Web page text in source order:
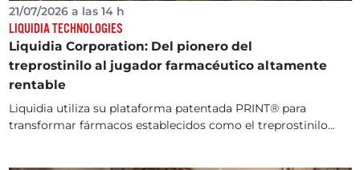
21/07/2026 a las 14 h
LIQUIDIA TECHNOLOGIES
Liquidia Corporation: Del pionero del
treprostinilo al jugador farmacéutico altamente
rentable
Liquidia utiliza su plataforma patentada PRINT® para
transformar fármacos establecidos como el treprostinilo...